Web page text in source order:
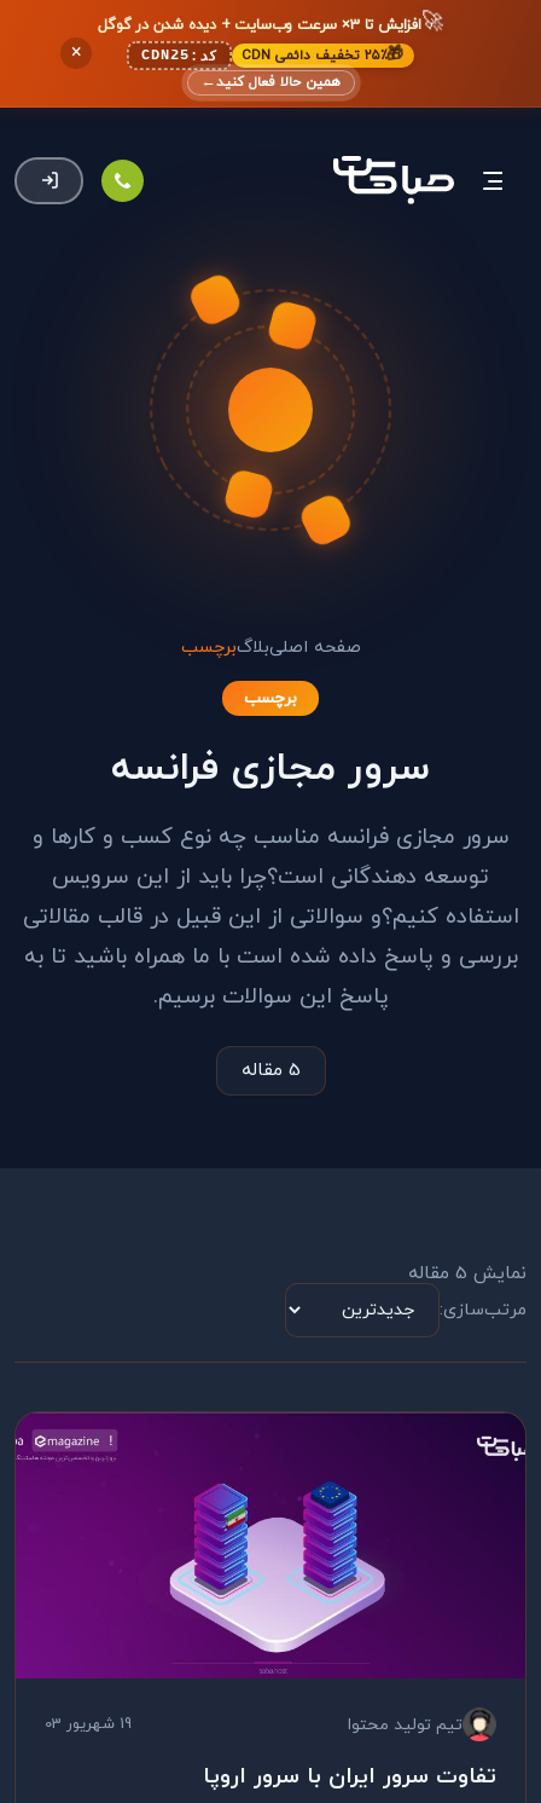
🚀افزایش تا ۳× سرعت وب‌سایت + دیده شدن در گوگل
🎁۲۵٪ تخفیف دائمی CDN کد: CDN25
همین حالا فعال کنید ←
×
صفحه اصلیبلاگبرچسب
برچسب
سرور مجازی فرانسه
سرور مجازی فرانسه مناسب چه نوع کسب و کارها و
توسعه دهندگانی است؟چرا باید از این سرویس
استفاده کنیم؟و سوالاتی از این قبیل در قالب مقالاتی
بررسی و پاسخ داده شده است با ما همراه باشید تا به
پاسخ این سوالات برسیم.
5 مقاله
نمایش 5 مقاله
مرتب‌سازی:
تیم تولید محتوا 19 شهریور 03
تفاوت سرور ایران با سرور اروپا